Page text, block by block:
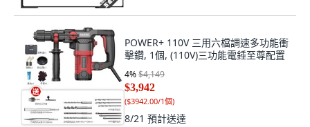
POWER+ 110V 三用六檔調速多功能衝
擊鑽, 1個, (110V)三功能電錘至尊配置
4%$4,149
$3,942
($3942.00/1個)
8/21 預計送達